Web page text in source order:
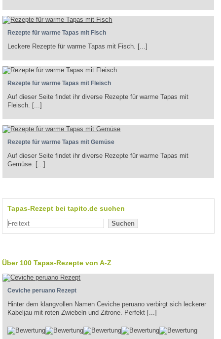
Rezepte für warme Tapas mit Fisch
Leckere Rezepte für warme Tapas mit Fisch. [...]
Rezepte für warme Tapas mit Fleisch
Auf dieser Seite findet ihr diverse Rezepte für warme Tapas mit
Fleisch. [...]
Rezepte für warme Tapas mit Gemüse
Auf dieser Seite findet ihr diverse Rezepte für warme Tapas mit
Gemüse. [...]
Tapas-Rezept bei tapito.de suchen
Suchen
Über 100 Tapas-Rezepte von A-Z
Ceviche peruano Rezept
Hinter dem klangvollen Namen Ceviche peruano verbirgt sich leckerer
Kabeljau mit roten Zwiebeln und Zitrone. Perfekt [...]